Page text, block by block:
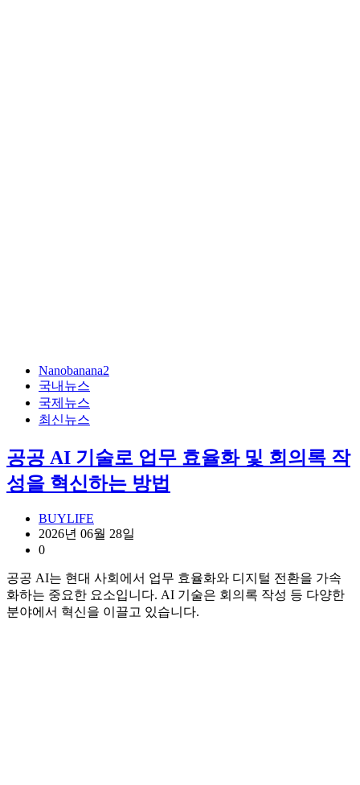
Nanobanana2
국내뉴스
국제뉴스
최신뉴스
공공 AI 기술로 업무 효율화 및 회의록 작
성을 혁신하는 방법
BUYLIFE
2026년 06월 28일
0
공공 AI는 현대 사회에서 업무 효율화와 디지털 전환을 가속
화하는 중요한 요소입니다. AI 기술은 회의록 작성 등 다양한
분야에서 혁신을 이끌고 있습니다.